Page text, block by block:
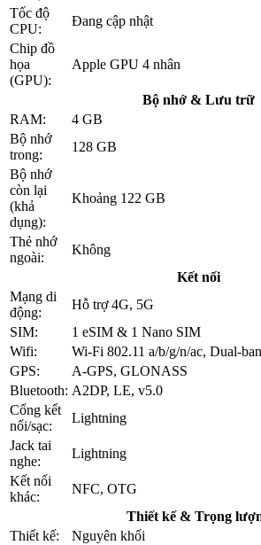
Tốc độ
CPU:
Đang cập nhật
Chip đồ
họa
(GPU):
Apple GPU 4 nhân
Bộ nhớ & Lưu trữ
RAM:
4 GB
Bộ nhớ
trong:
128 GB
Bộ nhớ
còn lại
(khả
dụng):
Khoảng 122 GB
Thẻ nhớ
ngoài:
Không
Kết nối
Mạng di
động:
Hỗ trợ 4G, 5G
SIM:
1 eSIM & 1 Nano SIM
Wifi:
Wi-Fi 802.11 a/b/g/n/ac, Dual-
GPS:
A-GPS, GLONASS
Bluetooth: A2DP, LE, v5.0
Cổng kết
nối/sạc:
Lightning
Jack tai
nghe:
Lightning
Kết nối
khác:
NFC, OTG
Thiết kế & Trọng
Thiết kế:
Nguyên khối